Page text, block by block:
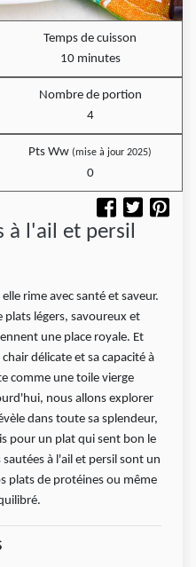
Temps de cuisson
10 minutes
Nombre de portion
4
Pts Ww (mise à jour 2025)
0
à l'ail et persil
rime avec santé et saveur.
légers, savoureux et
une place royale. Et
délicate et sa capacité à
comme une toile vierge
nous allons explorer
dans toute sa splendeur,
pour un plat qui sent bon le
à l'ail et persil sont un
plats de protéines ou même